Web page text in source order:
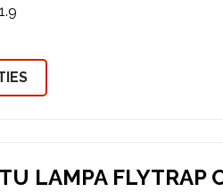
1.9
LAMPA FLYTRAP